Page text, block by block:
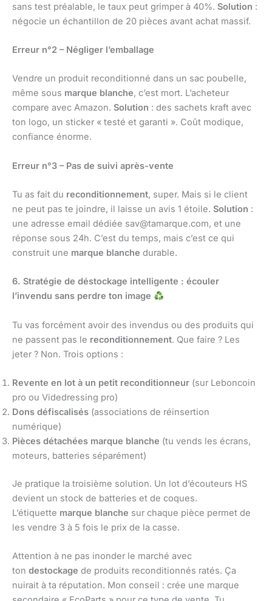
sans test préalable, le taux peut grimper à 40%. Solution :
négocie un échantillon de 20 pièces avant achat massif.
Erreur n°2 – Négliger l’emballage
Vendre un produit reconditionné dans un sac poubelle,
même sous marque blanche, c’est mort. L’acheteur
compare avec Amazon. Solution : des sachets kraft avec
ton logo, un sticker « testé et garanti ». Coût modique,
confiance énorme.
Erreur n°3 – Pas de suivi après-vente
Tu as fait du reconditionnement, super. Mais si le client
ne peut pas te joindre, il laisse un avis 1 étoile. Solution :
une adresse email dédiée sav@tamarque.com, et une
réponse sous 24h. C’est du temps, mais c’est ce qui
construit une marque blanche durable.
6. Stratégie de déstockage intelligente : écouler
l’invendu sans perdre ton image
Tu vas forcément avoir des invendus ou des produits qui
ne passent pas le reconditionnement. Que faire ? Les
jeter ? Non. Trois options :
Revente en lot à un petit reconditionneur (sur Leboncoin
pro ou Videdressing pro)
Dons défiscalisés (associations de réinsertion
numérique)
Pièces détachées marque blanche (tu vends les écrans,
moteurs, batteries séparément)
Je pratique la troisième solution. Un lot d’écouteurs HS
devient un stock de batteries et de coques.
L’étiquette marque blanche sur chaque pièce permet de
les vendre 3 à 5 fois le prix de la casse.
Attention à ne pas inonder le marché avec
ton destockage de produits reconditionnés ratés. Ça
nuirait à ta réputation. Mon conseil : crée une marque